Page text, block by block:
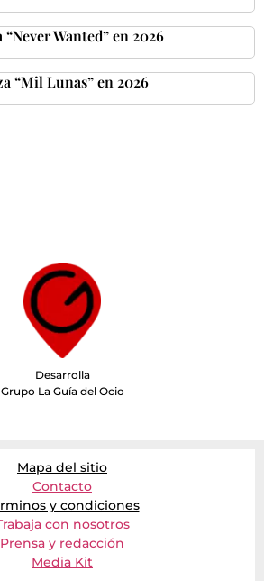
Wanted” en 2026
“Mil Lunas” en 2026
Desarrolla
Grupo La Guía del Ocio
Mapa del sitio
Contacto
y condiciones
con nosotros
Prensa y redacción
Media Kit